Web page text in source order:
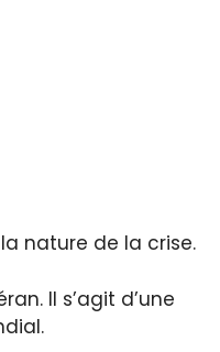
nature de la crise.
Il s’agit d’une